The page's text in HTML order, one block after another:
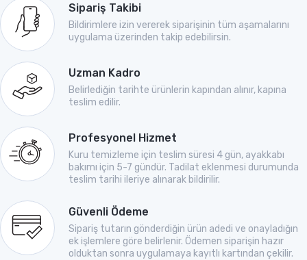
Sipariş Takibi
Bildirimlere izin vererek siparişinin tüm aşamalarını
uygulama üzerinden takip edebilirsin.
Uzman Kadro
Belirlediğin tarihte ürünlerin kapından alınır, kapına
teslim edilir.
Profesyonel Hizmet
Kuru temizleme için teslim süresi 4 gün, ayakkabı
bakımı için 5-7 gündür. Tadilat eklenmesi durumunda
teslim tarihi ileriye alınarak bildirilir.
Güvenli Ödeme
Sipariş tutarın gönderdiğin ürün adedi ve onayladığın
ek işlemlere göre belirlenir. Ödemen siparişin hazır
olduktan sonra uygulamaya kayıtlı kartından çekilir.